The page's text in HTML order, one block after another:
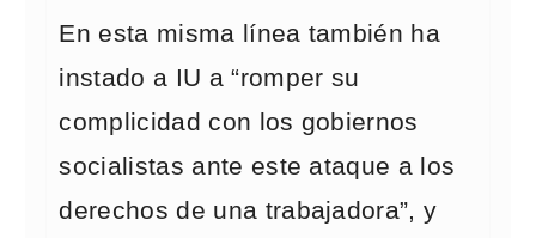
En esta misma línea también ha
instado a IU a “romper su
complicidad con los gobiernos
socialistas ante este ataque a los
derechos de una trabajadora”, y